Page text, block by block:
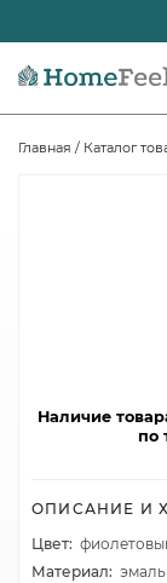
Главная / Каталог
Наличие
по
ОПИСАНИЕ И
Цвет:
Материал: эмаль